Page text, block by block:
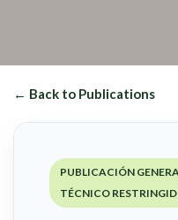
← Back to Publications
PUBLICACIÓN
TÉCNICO